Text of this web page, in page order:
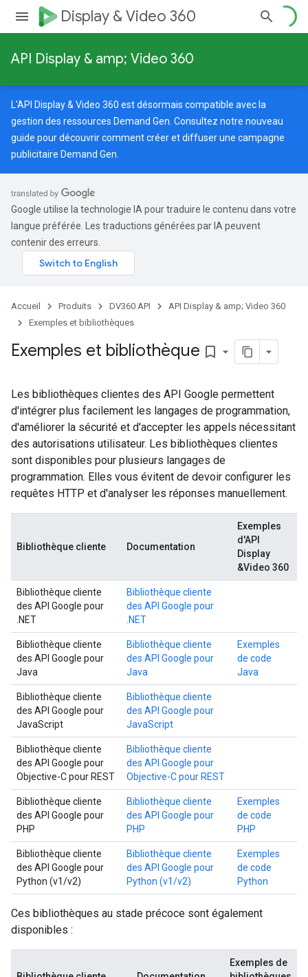
Display & Video 360
API Display & amp; Video 360
L'API Display & Video 360 est désormais compatible avec la
gestion des ressources Demand Gen. Consultez notre nouveau
guide pour découvrir comment créer et diffuser une campagne
publicitaire Demand Gen.
Google utilise la technologie IA pour traduire le contenu dans votre
langue préférée. Les traductions générées par IA peuvent
contenir des erreurs.
Accueil Produits DV360 API
API Display & amp; Video 360
Exemples et bibliothèques
Exemples et bibliothèque bookmark_border
Les bibliothèques clientes des API Google permettent
d'intégrer plus facilement les langages de programmation,
d'améliorer la sécurité et d'accepter les appels nécessitant
des autorisations utilisateur. Les bibliothèques clientes
sont disponibles pour plusieurs langages de
programmation. Elles vous évitent de devoir configurer les
requêtes HTTP et d'analyser les réponses manuellement.
Bibliothèque cliente Documentation
Exemples
d'API
Display
&Video 360
Bibliothèque cliente
des API Google pour
.NET
Bibliothèque cliente
des API Google pour
.NET
Bibliothèque cliente
des API Google pour
Java
Bibliothèque cliente
des API Google pour
Java
Exemples
de code
Java
Bibliothèque cliente
des API Google pour
JavaScript
Bibliothèque cliente
des API Google pour
JavaScript
Bibliothèque cliente
des API Google pour
Objective-C pour REST
Bibliothèque cliente
des API Google pour
Objective-C pour REST
Bibliothèque cliente
des API Google pour
PHP
Bibliothèque cliente
des API Google pour
PHP
Exemples
de code
PHP
Bibliothèque cliente
des API Google pour
Python (v1/v2)
Bibliothèque cliente
des API Google pour
Python (v1/v2)
Exemples
de code
Python
Ces bibliothèques au stade précoce sont également
disponibles :
Exemples de